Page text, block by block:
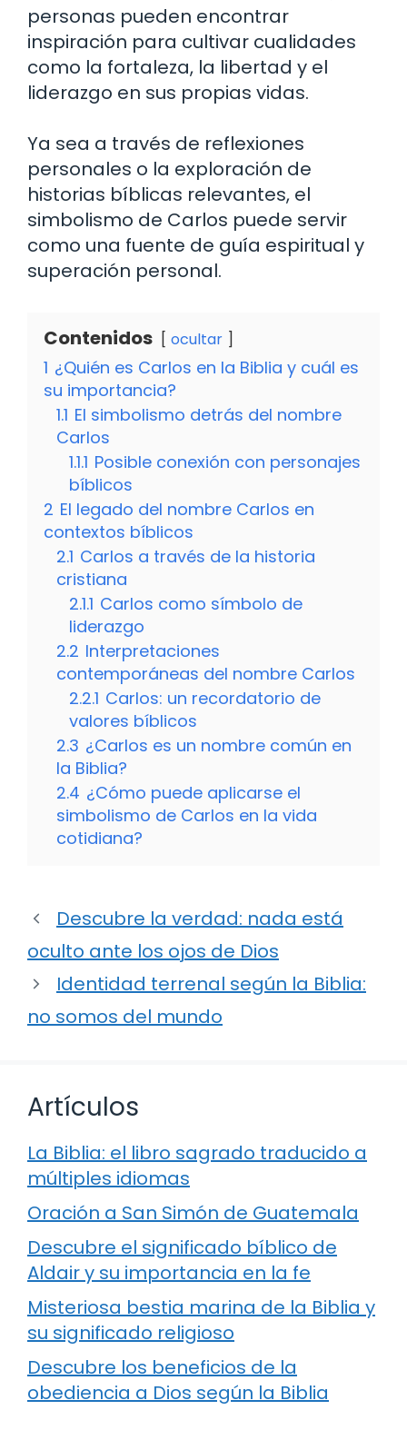
personas pueden encontrar
inspiración para cultivar cualidades
como la fortaleza, la libertad y el
liderazgo en sus propias vidas.
Ya sea a través de reflexiones
personales o la exploración de
historias bíblicas relevantes, el
simbolismo de Carlos puede servir
como una fuente de guía espiritual y
superación personal.
Contenidos ocultar
1 ¿Quién es Carlos en la Biblia y cuál es
su importancia?
1.1 El simbolismo detrás del nombre
Carlos
1.1.1 Posible conexión con personajes
bíblicos
2 El legado del nombre Carlos en
contextos bíblicos
2.1 Carlos a través de la historia
cristiana
2.1.1 Carlos como símbolo de
liderazgo
2.2 Interpretaciones
contemporáneas del nombre Carlos
2.2.1 Carlos: un recordatorio de
valores bíblicos
2.3 ¿Carlos es un nombre común en
la Biblia?
2.4 ¿Cómo puede aplicarse el
simbolismo de Carlos en la vida
cotidiana?
Descubre la verdad: nada está
oculto ante los ojos de Dios
Identidad terrenal según la Biblia:
no somos del mundo
Artículos
La Biblia: el libro sagrado traducido a
múltiples idiomas
Oración a San Simón de Guatemala
Descubre el significado bíblico de
Aldair y su importancia en la fe
Misteriosa bestia marina de la Biblia y
su significado religioso
Descubre los beneficios de la
obediencia a Dios según la Biblia